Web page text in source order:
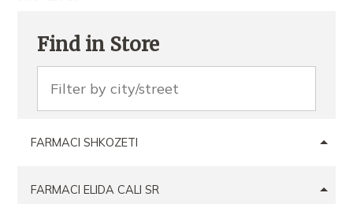
Find in Store
FARMACI SHKOZETI
FARMACI ELIDA CALI SR